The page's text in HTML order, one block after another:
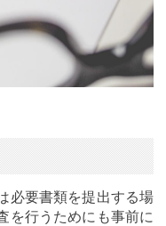
必要書類を提出する場
を行うためにも事前に